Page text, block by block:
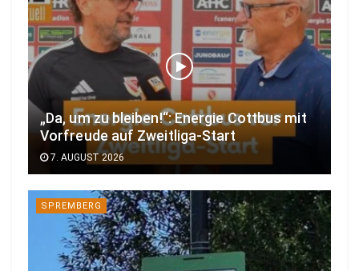
„Da, um zu bleiben!“: Energie Cottbus mit
Vorfreude auf Zweitliga-Start
7. AUGUST 2026
SPREMBERG